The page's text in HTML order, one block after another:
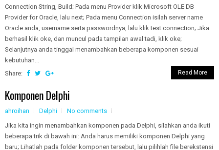
Connection String, Build; Pada menu Provider klik Microsoft OLE DB
Provider for Oracle, lalu next; Pada menu Connection isilah server name
Oracle anda, username serta passwordnya, lalu klik test connection; Jika
berhasil klik oke, dan muncul pada tampilan awal tadi, klik oke;
Selanjutnya anda tinggal menambahkan beberapa komponen sesuai
kebutuhan...
Share:
Read More
Komponen Delphi
ahroihan Delphi
No comments
Jika kita ingin menambahkan komponen pada Delphi, silahkan anda ikuti
beberapa trik di bawah ini: Anda harus memiliki komponen Delphi yang
baru; Lihatlah pada folder komponen tersebut, lalu pilihlah file berekstensi